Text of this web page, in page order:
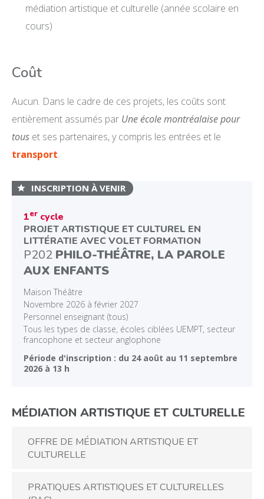
À PROPOS
ENGLISH
médiation artistique et culturelle (année scolaire en
cours)
Coût
Aucun. Dans le cadre de ces projets, les coûts sont
entièrement assumés par Une école montréalaise pour
tous et ses partenaires, y compris les entrées et le
transport.
1er cycle
PROJET ARTISTIQUE ET CULTUREL EN
LITTÉRATIE AVEC VOLET FORMATION
P202 PHILO-THÉÂTRE, LA PAROLE
AUX ENFANTS
Maison Théâtre
Novembre 2026 à février 2027
Personnel enseignant (tous)
Tous les types de classe, écoles ciblées UEMPT, secteur
francophone et secteur anglophone
Période d'inscription : du 24 août au 11 septembre
2026 à 13 h
INSCRIPTION À VENIR
MÉDIATION ARTISTIQUE ET CULTURELLE
OFFRE DE MÉDIATION ARTISTIQUE ET
CULTURELLE
PRATIQUES ARTISTIQUES ET CULTURELLES